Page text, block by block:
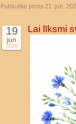
Publicētie pirms 21. jun.
19
jun
2026
Lai līksmi